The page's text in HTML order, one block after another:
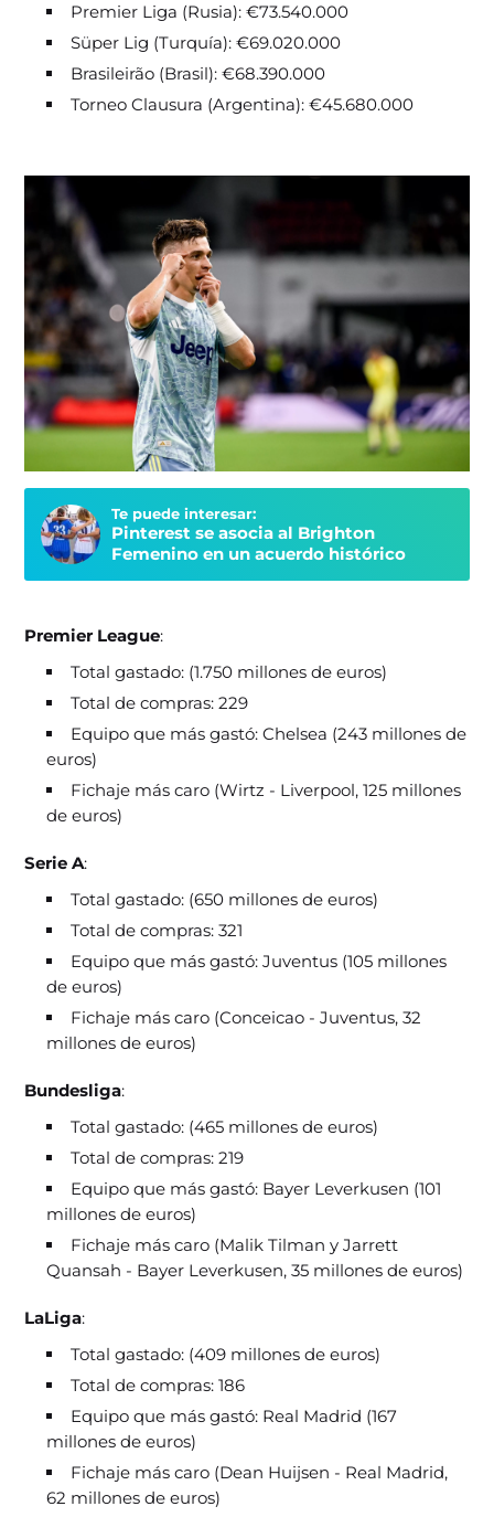
Premier Liga (Rusia): €73.540.000
Süper Lig (Turquía): €69.020.000
Brasileirão (Brasil): €68.390.000
Torneo Clausura (Argentina): €45.680.000
Te puede interesar:
Pinterest se asocia al Brighton
Femenino en un acuerdo histórico
Premier League:
Total gastado: (1.750 millones de euros)
Total de compras: 229
Equipo que más gastó: Chelsea (243 millones de
euros)
Fichaje más caro (Wirtz - Liverpool, 125 millones
de euros)
Serie A:
Total gastado: (650 millones de euros)
Total de compras: 321
Equipo que más gastó: Juventus (105 millones
de euros)
Fichaje más caro (Conceicao - Juventus, 32
millones de euros)
Bundesliga:
Total gastado: (465 millones de euros)
Total de compras: 219
Equipo que más gastó: Bayer Leverkusen (101
millones de euros)
Fichaje más caro (Malik Tilman y Jarrett
Quansah - Bayer Leverkusen, 35 millones de euros)
LaLiga:
Total gastado: (409 millones de euros)
Total de compras: 186
Equipo que más gastó: Real Madrid (167
millones de euros)
Fichaje más caro (Dean Huijsen - Real Madrid,
62 millones de euros)